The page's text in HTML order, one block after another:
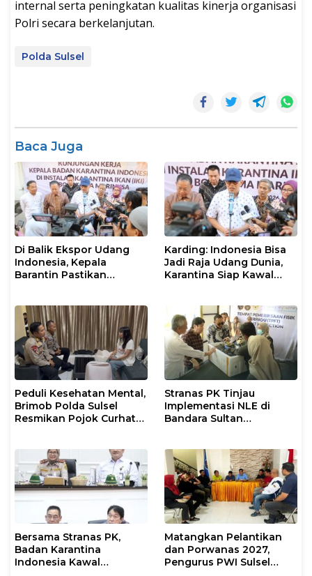
internal serta peningkatan kualitas kinerja organisasi
Polri secara berkelanjutan.
Polda Sulsel
Baca Juga
Di Balik Ekspor Udang
Indonesia, Kepala
Barantin Pastikan
Karding: Indonesia Bisa
Jadi Raja Udang Dunia,
Karantina Siap Kawal
Peduli Kesehatan Mental,
Brimob Polda Sulsel
Resmikan Pojok Curhat
Stranas PK Tinjau
Implementasi NLE di
Bandara Sultan
Bersama Stranas PK,
Badan Karantina
Indonesia Kawal
Matangkan Pelantikan
dan Porwanas 2027,
Pengurus PWI Sulsel